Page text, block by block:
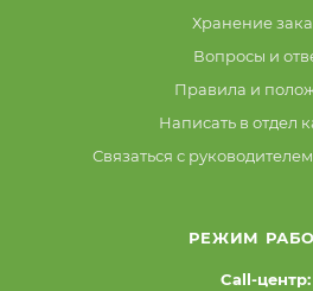
Хранение
Вопросы и
Правила и
Написать в отдел
Связаться с
РЕЖИМ
Call-центр: